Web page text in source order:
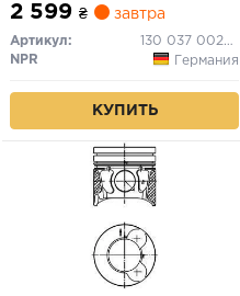
2 599 ₴ завтра
Артикул:
130 037 0022 00
NPR
Германия
КУПИТЬ